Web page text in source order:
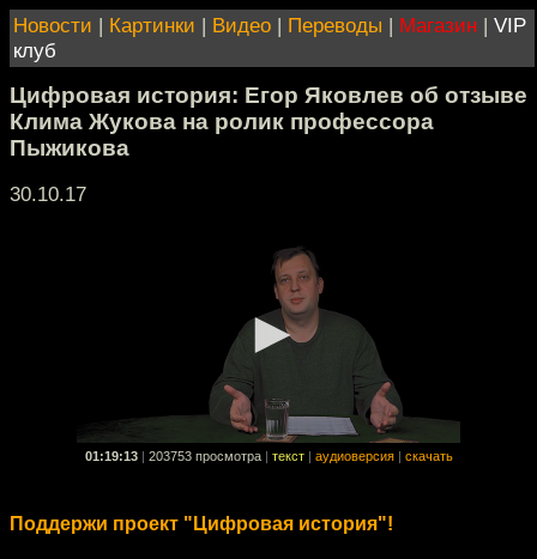
Новости | Картинки | Видео | Переводы | Магазин | VIP
клуб
Цифровая история: Егор Яковлев об отзыве
Клима Жукова на ролик профессора
Пыжикова
30.10.17
01:19:13 203753 просмотра текст аудиоверсия скачать
Поддержи проект "Цифровая история"!